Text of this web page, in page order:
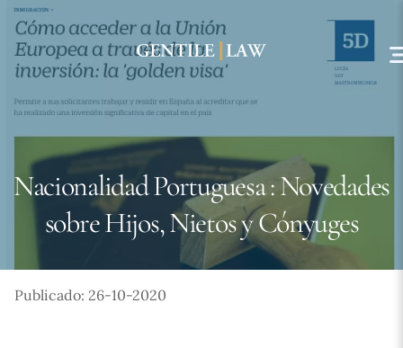
Skip
content
Nacionalidad Portuguesa : Novedades
sobre Hijos, Nietos y Cónyuges
Publicado: 26-10-2020